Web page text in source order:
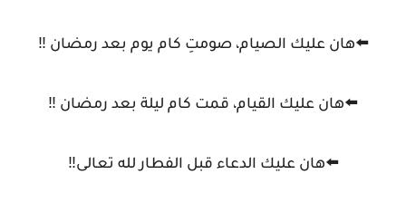
⬅️هان عليك الصيام، صومتِ كام يوم بعد رمضان ‼️
⬅️هان عليك القيام، قمت كام ليلة بعد رمضان ‼️
⬅️هان عليك الدعاء قبل الفطار لله تعالى‼️